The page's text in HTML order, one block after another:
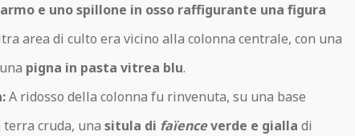
e uno spillone in osso raffigurante una figura
area di culto era vicino alla colonna centrale, con una
pigna in pasta vitrea blu.
A ridosso della colonna fu rinvenuta, su una base
cruda, una situla di faïenceverde e gialla di